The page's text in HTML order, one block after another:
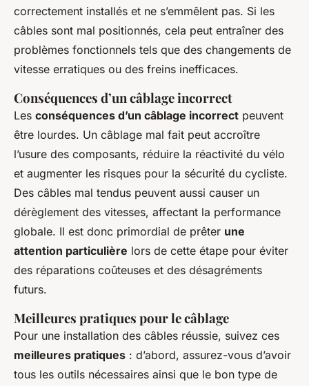
correctement installés et ne s’emmêlent pas. Si les
câbles sont mal positionnés, cela peut entraîner des
problèmes fonctionnels tels que des changements de
vitesse erratiques ou des freins inefficaces.
Conséquences d’un câblage incorrect
Les conséquences d’un câblage incorrect peuvent
être lourdes. Un câblage mal fait peut accroître
l’usure des composants, réduire la réactivité du vélo
et augmenter les risques pour la sécurité du cycliste.
Des câbles mal tendus peuvent aussi causer un
dérèglement des vitesses, affectant la performance
globale. Il est donc primordial de prêter une
attention particulière lors de cette étape pour éviter
des réparations coûteuses et des désagréments
futurs.
Meilleures pratiques pour le câblage
Pour une installation des câbles réussie, suivez ces
meilleures pratiques : d’abord, assurez-vous d’avoir
tous les outils nécessaires ainsi que le bon type de